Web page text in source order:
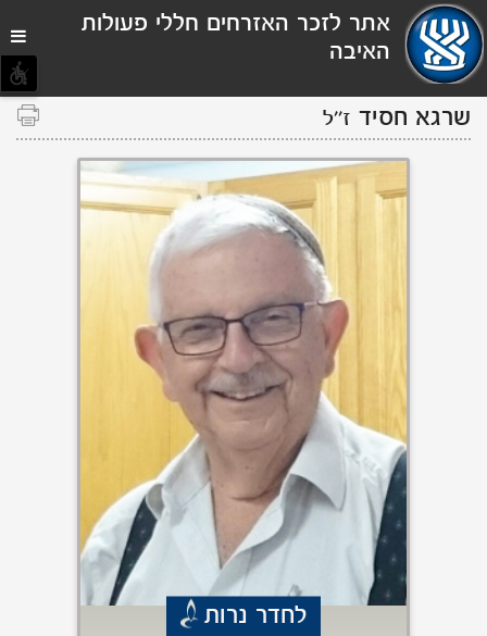
תפריט
נגישות
אתר לזכר האזרחים חללי פעולות
האיבה
שרגא חסיד ז''ל
לחדר נרות